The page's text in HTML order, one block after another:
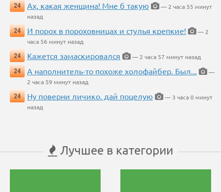
24
Ах, какая женщина! Мне б такую
— 2 часа 55 минут
назад
24
И порох в пороховницах и стулья крепкие!
— 2
часа 56 минут назад
24
Кажется замаскировался
— 2 часа 57 минут назад
24
А наполнитель-то похоже холофайбер. Был...
—
2 часа 59 минут назад
24
Ну поверни личико, дай поцелую
— 3 часа 0 минут
назад
Лучшее в категории